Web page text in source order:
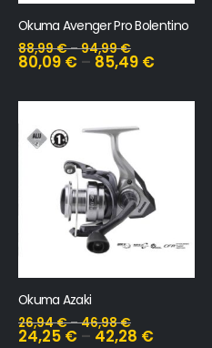
Okuma Avenger Pro Bolentino
88,99€–94,99€
80,09 € – 85,49 €
Okuma Azaki
26,94€–46,98€
24,25 € – 42,28 €